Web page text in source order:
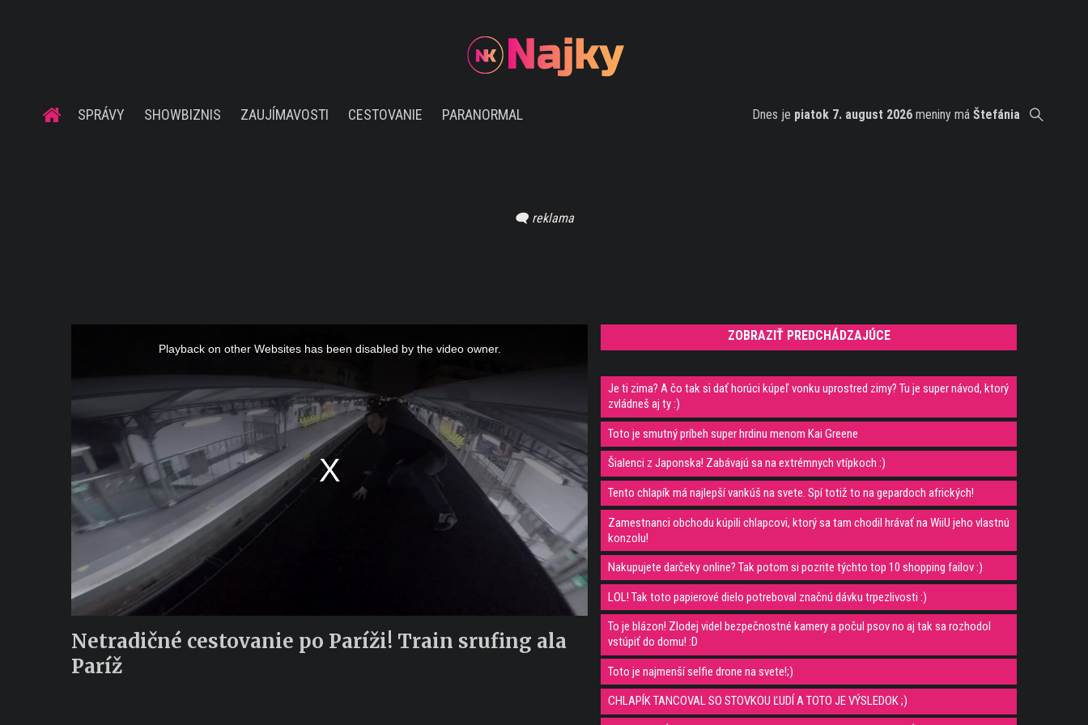
SPRÁVY SHOWBIZNIS ZAUJÍMAVOSTI CESTOVANIE PARANORMAL Dnes je piatok 7. august 2026 meniny má Štefánia
Playback on other Websites has been disabled by the video owner.
Netradičné cestovanie po Paríži! Train srufing ala
Paríž
ZOBRAZIŤ PREDCHÁDZAJÚCE
Je ti zima? A čo tak si dať horúci kúpeľ vonku uprostred zimy? Tu je super návod, ktorý
zvládneš aj ty :)
Toto je smutný príbeh super hrdinu menom Kai Greene
Šialenci z Japonska! Zabávajú sa na extrémnych vtípkoch :)
Tento chlapík má najlepší vankúš na svete. Spí totiž to na gepardoch afrických!
Zamestnanci obchodu kúpili chlapcovi, ktorý sa tam chodil hrávať na WiiU jeho vlastnú
konzolu!
Nakupujete darčeky online? Tak potom si pozrite týchto top 10 shopping failov :)
LOL! Tak toto papierové dielo potreboval značnú dávku trpezlivosti :)
To je blázon! Zlodej videl bezpečnostné kamery a počul psov no aj tak sa rozhodol
vstúpiť do domu! :D
Toto je najmenší selfie drone na svete!;)
CHLAPÍK TANCOVAL SO STOVKOU ĽUDÍ A TOTO JE VÝSLEDOK ;)